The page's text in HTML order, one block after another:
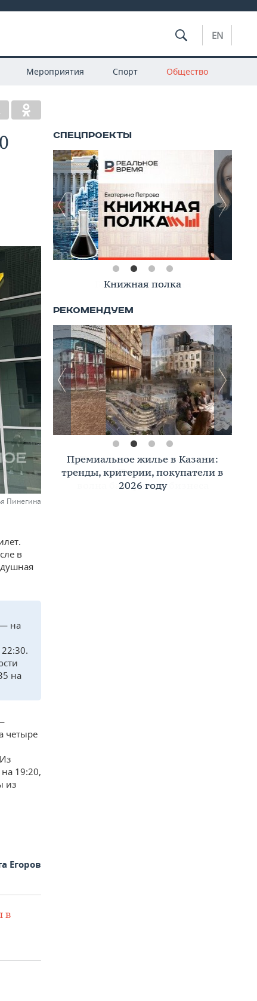
EN
Мероприятия Спорт Общество
Пинегина
в
— на
на
четыре
19:20,
из
Егоров
в
Книжная полка
Премиальное жилье в Казани:
тренды, критерии, покупатели в
2026 году